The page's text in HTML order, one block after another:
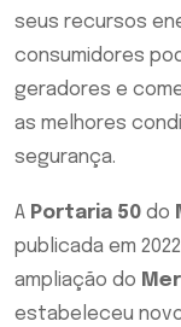
seus recursos
consumidores
geradores e
as melhores
segurança.
A Portaria 50 do
publicada em
ampliação do
estabeleceu